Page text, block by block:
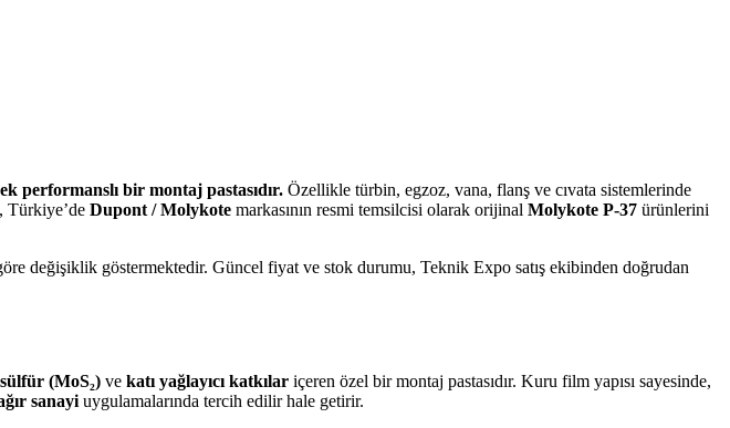
performanslı bir montaj pastasıdır. Özellikle türbin, egzoz, vana, flanş ve cıvata sistemlerinde
, Türkiye’de Dupont / Molykote markasının resmi temsilcisi olarak orijinal Molykote P-37 ürünlerini
değişiklik göstermektedir. Güncel fiyat ve stok durumu, Teknik Expo satış ekibinden doğrudan
(MoS₂) ve katı yağlayıcı katkılar içeren özel bir montaj pastasıdır. Kuru film yapısı sayesinde,
sanayi uygulamalarında tercih edilir hale getirir.